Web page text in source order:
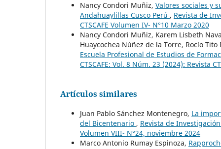
Nancy Condori Muñiz, Valores sociales y
Andahuaylillas Cusco Perú , Revista de
CTSCAFE Volumen IV- N°10 Marzo 2020
Nancy Condori Muñiz, Karem Lisbeth
Huaycochea Núñez de la Torre, Rocío Tito
Escuela Profesional de Estudios de
CTSCAFE: Vol. 8 Núm. 23 (2024): Revista
Artículos similares
Juan Pablo Sánchez Montenegro, La
del Bicentenario , Revista de
Volumen VIII- N°24, noviembre 2024
Marco Antonio Rumay Espinoza,